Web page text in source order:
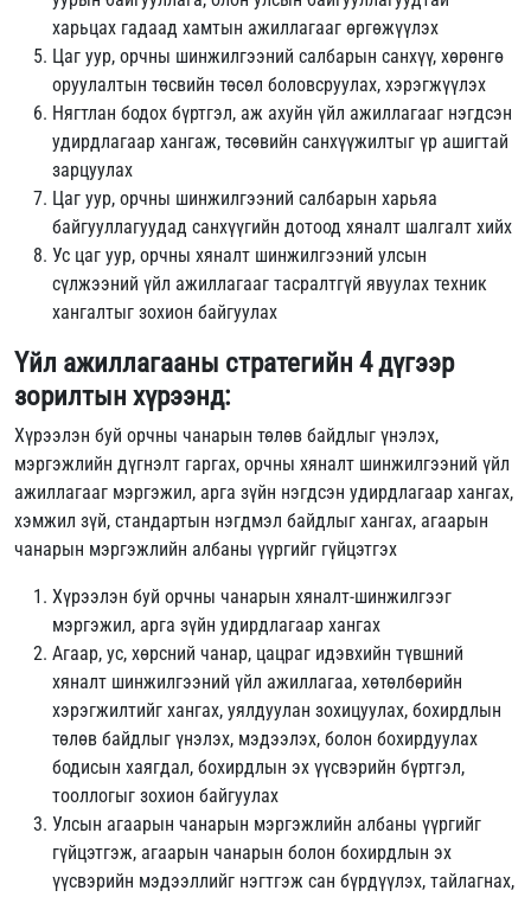
харьцах гадаад хамтын ажиллагааг өргөжүүлэх
Цаг уур, орчны шинжилгээний салбарын санхүү, хөрөнгө
оруулалтын төсвийн төсөл боловсруулах, хэрэгжүүлэх
Нягтлан бодох бүртгэл, аж ахуйн үйл ажиллагааг нэгдсэн
удирдлагаар хангаж, төсөвийн санхүүжилтыг үр ашигтай
зарцуулах
Цаг уур, орчны шинжилгээний салбарын харьяа
байгууллагуудад санхүүгийн дотоод хяналт шалгалт хийх
Ус цаг уур, орчны хяналт шинжилгээний улсын
сүлжээний үйл ажиллагааг тасралтгүй явуулах техник
хангалтыг зохион байгуулах
Үйл ажиллагааны стратегийн 4 дүгээр
зорилтын хүрээнд:
Хүрээлэн буй орчны чанарын төлөв байдлыг үнэлэх,
мэргэжлийн дүгнэлт гаргах, орчны хяналт шинжилгээний үйл
ажиллагааг мэргэжил, арга зүйн нэгдсэн удирдлагаар хангах,
хэмжил зүй, стандартын нэгдмэл байдлыг хангах, агаарын
чанарын мэргэжлийн албаны үүргийг гүйцэтгэх
Хүрээлэн буй орчны чанарын хяналт-шинжилгээг
мэргэжил, арга зүйн удирдлагаар хангах
Агаар, ус, хөрсний чанар, цацраг идэвхийн түвшний
хяналт шинжилгээний үйл ажиллагаа, хөтөлбөрийн
хэрэгжилтийг хангах, уялдуулан зохицуулах, бохирдлын
төлөв байдлыг үнэлэх, мэдээлэх, болон бохирдуулах
бодисын хаягдал, бохирдлын эх үүсвэрийн бүртгэл,
тооллогыг зохион байгуулах
Улсын агаарын чанарын мэргэжлийн албаны үүргийг
гүйцэтгэж, агаарын чанарын болон бохирдлын эх
үүсвэрийн мэдээллийг нэгтгэж сан бүрдүүлэх, тайлагнах,